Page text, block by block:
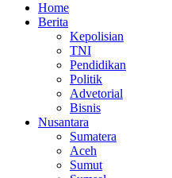
Home
Berita
Kepolisian
TNI
Pendidikan
Politik
Advetorial
Bisnis
Nusantara
Sumatera
Aceh
Sumut